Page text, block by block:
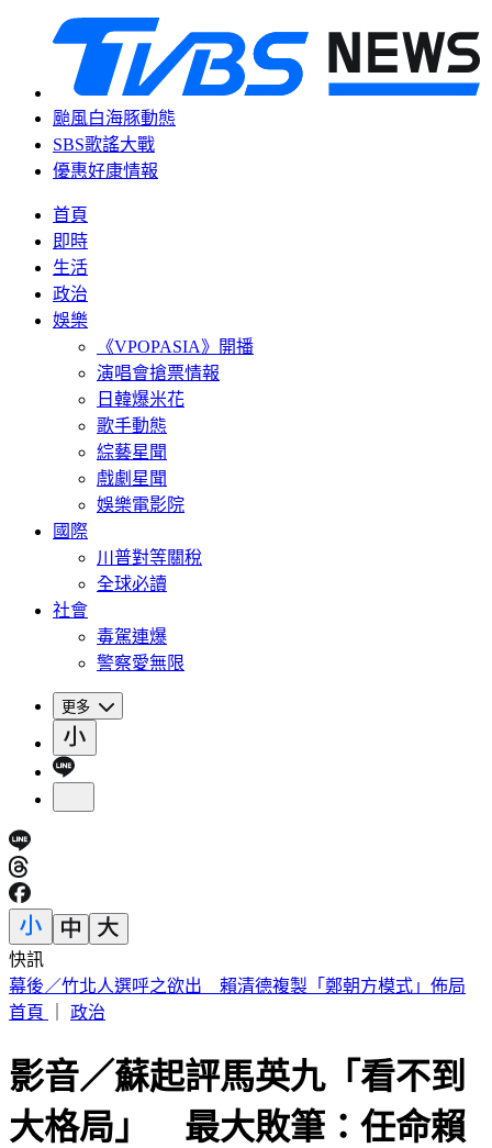
颱風白海豚動態
SBS歌謠大戰
優惠好康情報
首頁
即時
生活
政治
娛樂
《VPOPASIA》開播
演唱會搶票情報
日韓爆米花
歌手動態
綜藝星聞
戲劇星聞
娛樂電影院
國際
川普對等關稅
全球必讀
社會
毒駕連爆
警察愛無限
更多
快訊
幕後／竹北人選呼之欲出 賴清德複製「鄭朝方模式」佈局
首頁
政治
影音／蘇起評馬英九「看不到
大格局」 最大敗筆：任命賴